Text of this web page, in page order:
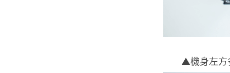
▲機身左方